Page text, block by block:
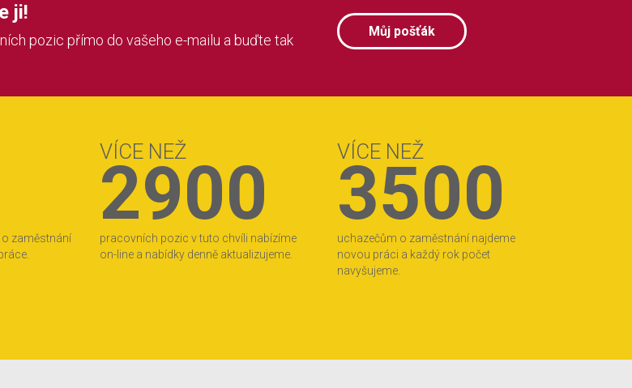
ji!
pozic přímo do vašeho e-mailu a buďte tak
Můj pošťák
zaměstnání
VÍCE NEŽ
2900
pracovních pozic v tuto chvíli nabízíme
on-line a nabídky denně aktualizujeme.
VÍCE NEŽ
3500
uchazečům o zaměstnání najdeme
novou práci a každý rok počet
navyšujeme.